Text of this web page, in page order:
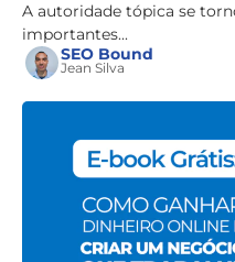
A autoridade tópica se
importantes...
SEO Bound
Jean Silva